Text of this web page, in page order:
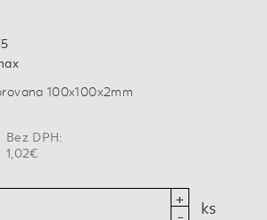
100x100x2mm
Bez DPH:
1,02€
ks